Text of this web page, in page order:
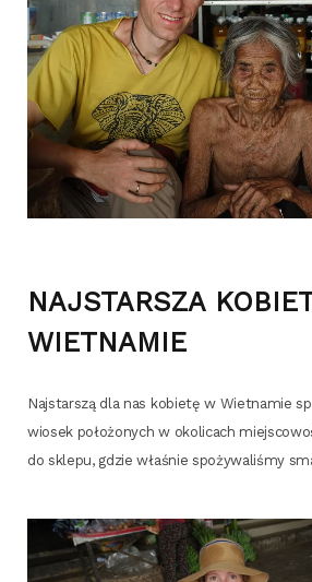
NAJSTARSZA
WIETNAMIE
Naj­star­szą dla nas kobie­tę w Wiet­na­mie
wio­sek poło­żo­nych w oko­li­cach
do skle­pu, gdzie wła­śnie spo­ży­wa­li­śmy